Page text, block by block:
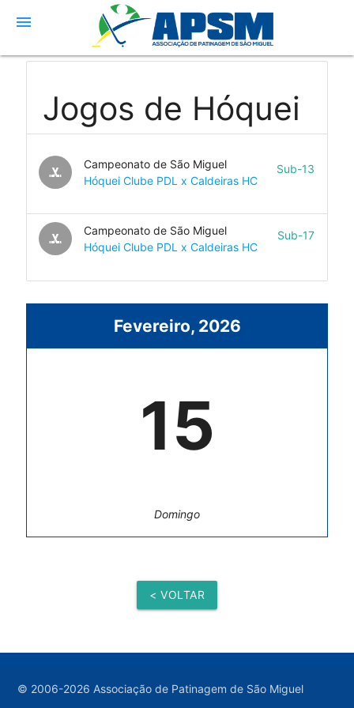
menu
Jogos de Hóquei
sports_hockey
Campeonato de São Miguel
Sub-13
Hóquei Clube PDL x Caldeiras HC
sports_hockey
Campeonato de São Miguel
Sub-17
Hóquei Clube PDL x Caldeiras HC
Fevereiro, 2026
15
Domingo
< VOLTAR
© 2006-2026 Associação de Patinagem de São Miguel